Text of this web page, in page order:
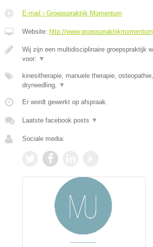
E-mail › Groepspraktijk Momentum
Website: http://
Wij zijn een multidisciplinaire groepspraktijk
voor: ▼
kinesitherapie, manuele therapie,
dryneedling, ▼
Er wordt gewerkt op afspraak.
Laatste facebook posts ▼
Sociale media: